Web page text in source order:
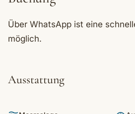
Über WhatsApp ist eine
möglich.
Ausstattung